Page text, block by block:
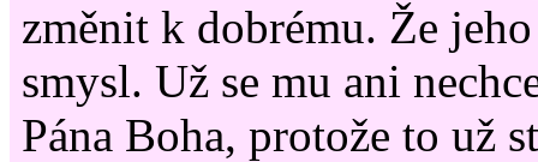
změnit k dobrému. Že
smysl. Už se mu ani
Pána Boha, protože to už